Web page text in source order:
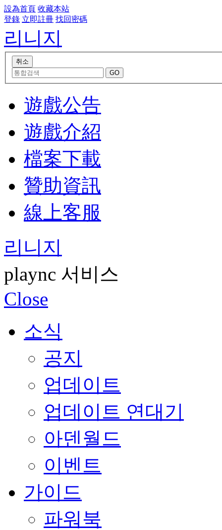
設為首頁 收藏本站
登錄 立即註冊 找回密碼
리니지
遊戲公告
遊戲介紹
檔案下載
贊助資訊
線上客服
리니지
plaync 서비스
Close
소식
공지
업데이트
업데이트 연대기
아덴월드
이벤트
가이드
파워북